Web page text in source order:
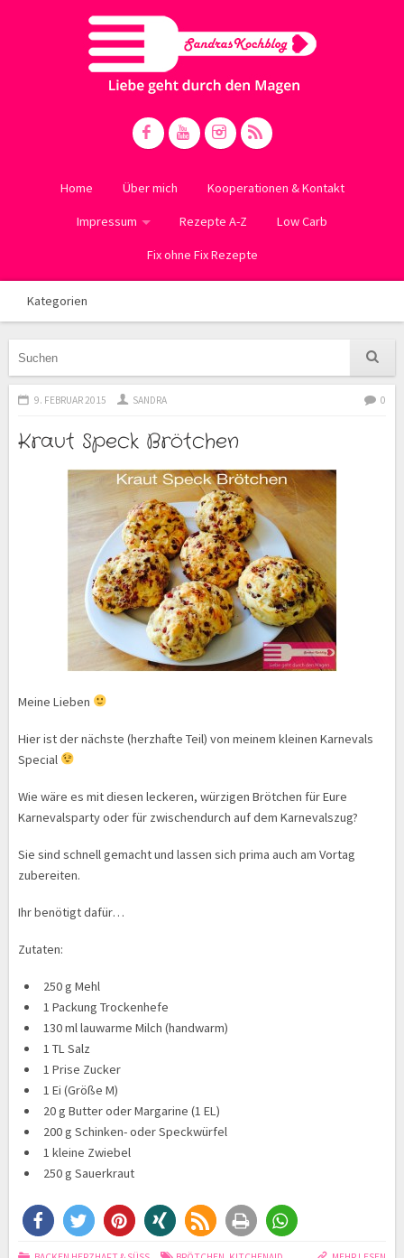
Home Über mich Kooperationen & Kontakt
Impressum Rezepte A-Z Low Carb
Fix ohne Fix Rezepte
Kategorien
9. FEBRUAR 2015 SANDRA 0
Kraut Speck Brötchen
Meine Lieben
Hier ist der nächste (herzhafte Teil) von meinem kleinen Karnevals
Special
Wie wäre es mit diesen leckeren, würzigen Brötchen für Eure
Karnevalsparty oder für zwischendurch auf dem Karnevalszug?
Sie sind schnell gemacht und lassen sich prima auch am Vortag
zubereiten.
Ihr benötigt dafür…
Zutaten:
250 g Mehl
1 Packung Trockenhefe
130 ml lauwarme Milch (handwarm)
1 TL Salz
1 Prise Zucker
1 Ei (Größe M)
20 g Butter oder Margarine (1 EL)
200 g Schinken- oder Speckwürfel
1 kleine Zwiebel
250 g Sauerkraut